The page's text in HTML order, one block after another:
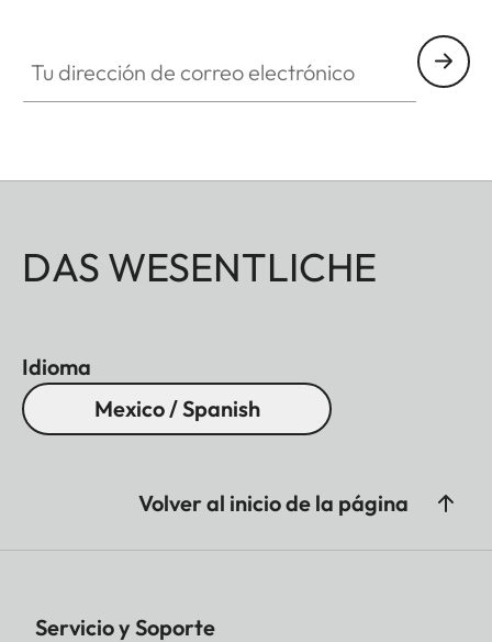
DAS WESENTLICHE
Idioma
Mexico / Spanish
Volver al inicio de la página
Servicio y Soporte